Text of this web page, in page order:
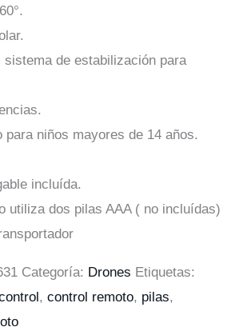
sistema de estabilización para
para niños mayores de 14 años.
incluída.
utiliza dos pilas AAA ( no incluídas)
Categoría: Drones Etiquetas:
,control remoto, pilas,